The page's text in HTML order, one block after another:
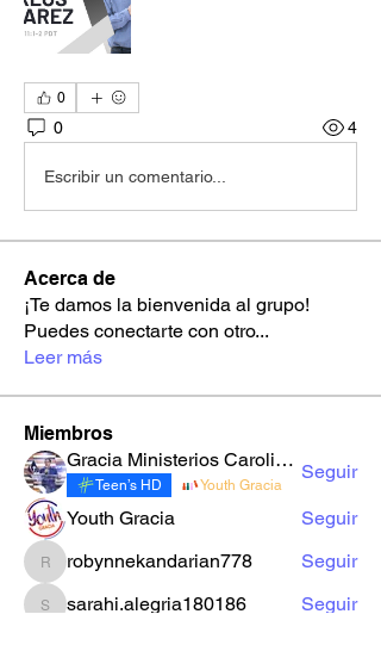
0
0 4
Escribir un comentario...
Acerca de
¡Te damos la bienvenida al grupo!
Puedes conectarte con otro...
Leer más
Miembros
Gracia Ministerios Carolingia
Teen’s HD Youth Gracia
Seguir
Youth Gracia Seguir
robynnekandarian778
robynnekandarian778 Seguir
sarahi.alegria180186
sarahi.alegria180186
Seguir